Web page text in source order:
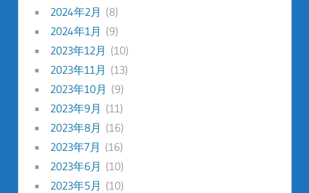
2024年2月 (8)
2024年1月 (9)
2023年12月 (10)
2023年11月 (13)
2023年10月 (9)
2023年9月 (11)
2023年8月 (16)
2023年7月 (16)
2023年6月 (10)
2023年5月 (10)